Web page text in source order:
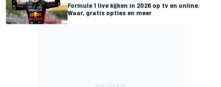
Formule 1 live kijken in 2026 op tv en online:
Waar, gratis opties en meer